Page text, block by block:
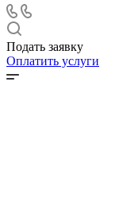
Подать заявку
Оплатить услуги